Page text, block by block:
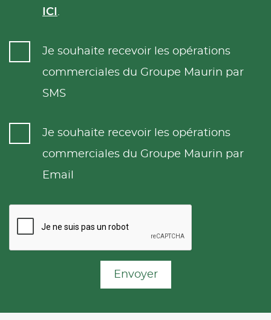
ICI .
Je souhaite recevoir les opérations
commerciales du Groupe Maurin par
SMS
Je souhaite recevoir les opérations
commerciales du Groupe Maurin par
Email
Envoyer